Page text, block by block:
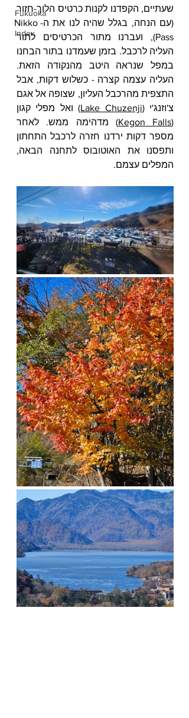
Fukuoka
Index
שעתיים, הקפדנו לקנות כרטיס הלוך-חזור
(עם הנחה, בגלל שהיה לנו את ה-Nikko
Pass), ועברנו מתור הכרטיסים לתור
צ'וזנג'י (Lake Chuzenji
(
Kegon Falls
המפלים עצמם.